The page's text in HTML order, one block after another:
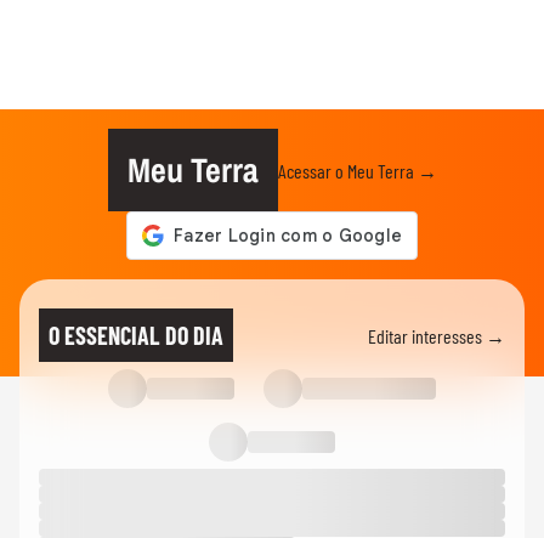
Meu Terra Acessar o Meu Terra →
O ESSENCIAL DO DIA Editar interesses →